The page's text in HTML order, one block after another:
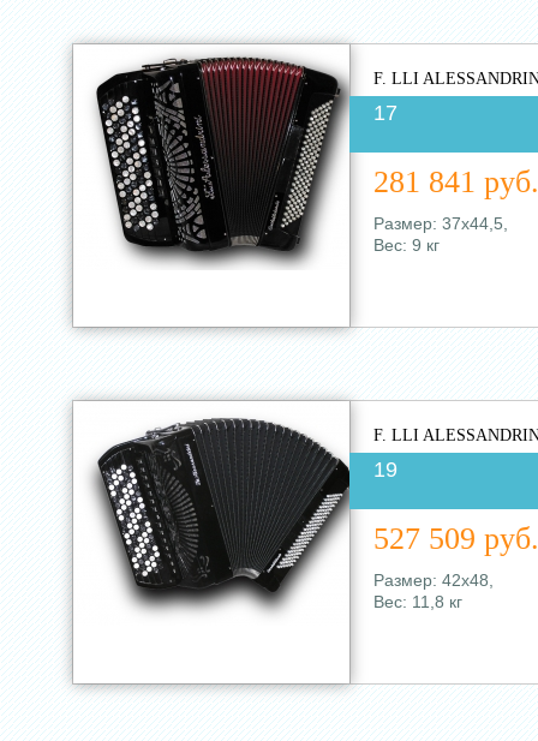
F. LLI
17
281 841 руб.
Размер: 37х44,5,
Вес: 9 кг
F. LLI
19
527 509 руб.
Размер: 42х48,
Вес: 11,8 кг